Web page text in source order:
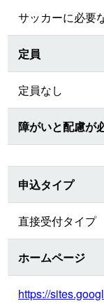
サッカーに必要
定員
定員なし
障がいと配慮が
申込タイプ
直接受付タイプ
ホームページ
https://